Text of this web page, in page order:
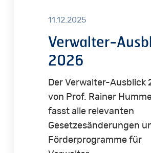
11.12.2025
Verwalter-
2026
Der Verwalter-Ausblick
von Prof. Rainer
fasst alle relevanten
Gesetzesänderungen
Förderprogramme für